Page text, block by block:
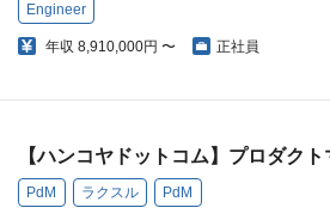
Engineer
年収 8,910,000円 〜 正社員
【ハンコヤドットコム】プロダク
PdM ラクスル PdM